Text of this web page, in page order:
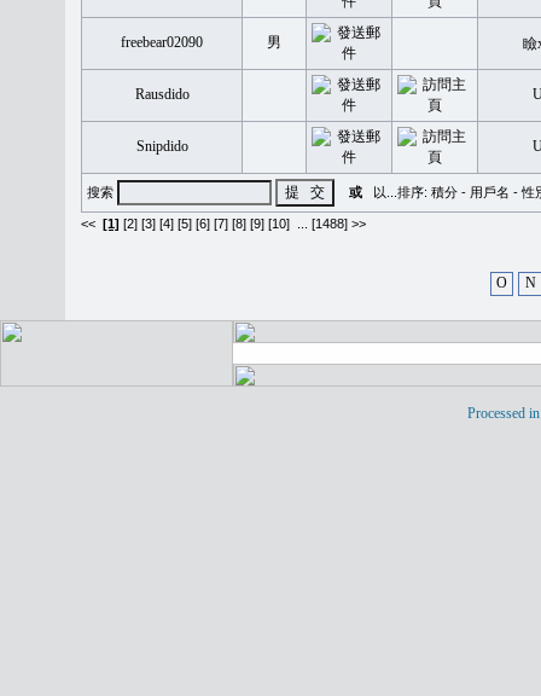
freebear02090 男
Rausdido
Snipdido
搜索 或 以...排序: 積分 - 用戶名 -性
<< [1] [2] [3] [4] [5] [6] [7] [8] [9] [10] [1488] >>
O N
Processed